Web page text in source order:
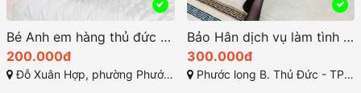
Bé Anh em hàng thủ đức giá rẻ vú buym đẹp làm tình bài bản
200.000đ
Đỗ Xuân Hợp, phường Phước Long B, TP. Thủ Đức
Bảo Hân dịch vụ làm tình chuẩn chỉ ngon ở thử đức
300.000đ
Phước long B. Thủ Đức - TP. HCM